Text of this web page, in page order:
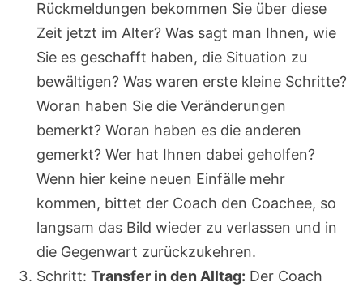
Rückmeldungen bekommen Sie über diese
Zeit jetzt im Alter? Was sagt man Ihnen, wie
Sie es geschafft haben, die Situation zu
bewältigen? Was waren erste kleine Schritte?
Woran haben Sie die Veränderungen
bemerkt? Woran haben es die anderen
gemerkt? Wer hat Ihnen dabei geholfen?
Wenn hier keine neuen Einfälle mehr
kommen, bittet der Coach den Coachee, so
langsam das Bild wieder zu verlassen und in
die Gegenwart zurückzukehren.
Schritt:Transfer in den Alltag: Der Coach